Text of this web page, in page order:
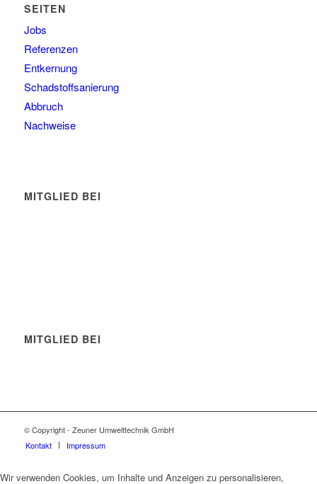
SEITEN
Jobs
Referenzen
Entkernung
Schadstoffsanierung
Abbruch
Nachweise
MITGLIED BEI
MITGLIED BEI
© Copyright - Zeuner Umwelttechnik GmbH
Kontakt
Impressum
Wir verwenden Cookies, um Inhalte und Anzeigen zu personalisieren,